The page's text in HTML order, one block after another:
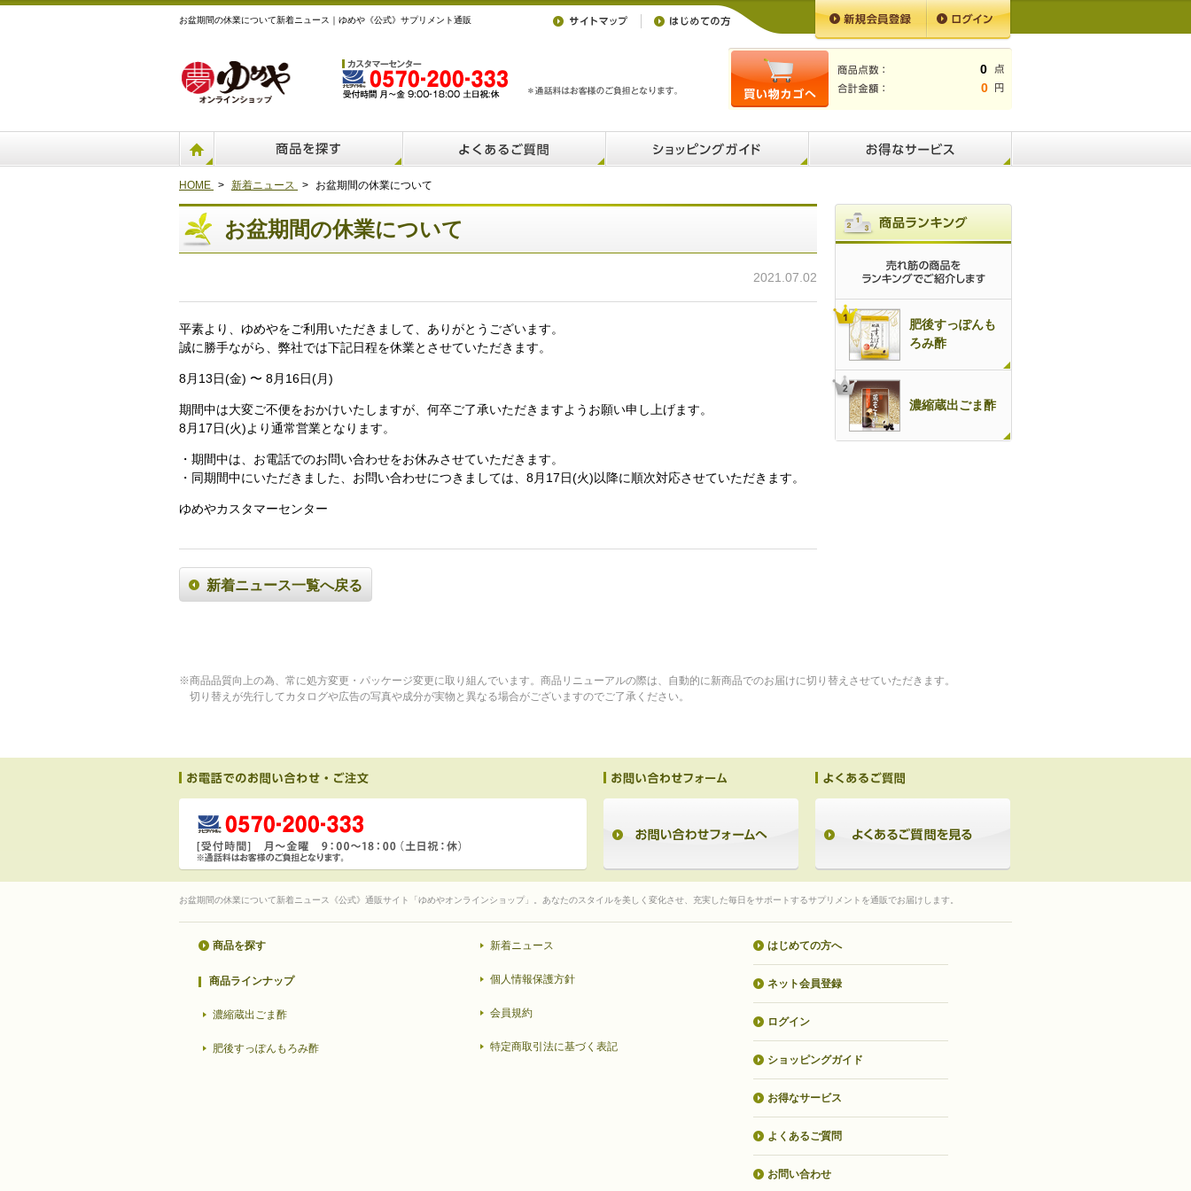
お盆期間の休業について新着ニュース｜ゆめや《公式》サプリメント通販
0
0
HOME > 新着ニュース > お盆期間の休業について
お盆期間の休業について
2021.07.02
平素より、ゆめやをご利用いただきまして、ありがとうございます。
誠に勝手ながら、弊社では下記日程を休業とさせていただきます。
8月13日(金) 〜 8月16日(月)
期間中は大変ご不便をおかけいたしますが、何卒ご了承いただきますようお願い申し上げます。
8月17日(火)より通常営業となります。
・期間中は、お電話でのお問い合わせをお休みさせていただきます。
・同期間中にいただきました、お問い合わせにつきましては、8月17日(火)以降に順次対応させていただきます。
ゆめやカスタマーセンター
新着ニュース一覧へ戻る
肥後すっぽんも
ろみ酢
濃縮蔵出ごま酢
※商品品質向上の為、常に処方変更・パッケージ変更に取り組んでいます。商品リニューアルの際は、自動的に新商品でのお届けに切り替えさせていただきます。
切り替えが先行してカタログや広告の写真や成分が実物と異なる場合がございますのでご了承ください。
お盆期間の休業について新着ニュース《公式》通販サイト「ゆめやオンラインショップ」。あなたのスタイルを美しく変化させ、充実した毎日をサポートするサプリメントを通販でお届けします。
商品を探す
商品ラインナップ
濃縮蔵出ごま酢
肥後すっぽんもろみ酢
新着ニュース
個人情報保護方針
会員規約
特定商取引法に基づく表記
はじめての方へ
ネット会員登録
ログイン
ショッピングガイド
お得なサービス
よくあるご質問
お問い合わせ